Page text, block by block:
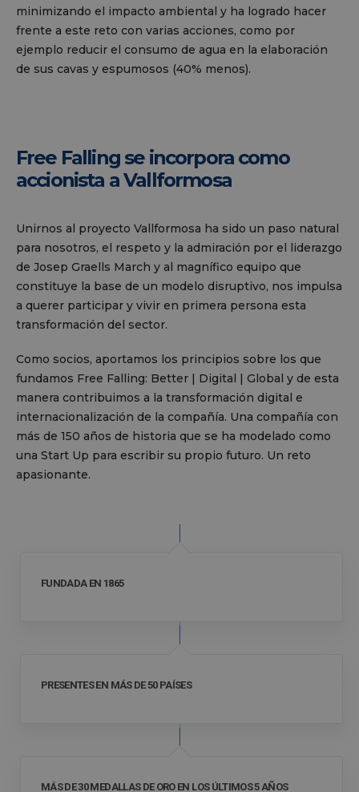
minimizando el impacto ambiental y ha logrado hacer
frente a este reto con varias acciones, como por
ejemplo reducir el consumo de agua en la elaboración
de sus cavas y espumosos (40% menos).
Free Falling se incorpora como
accionista a Vallformosa
Unirnos al proyecto Vallformosa ha sido un paso natural
para nosotros, el respeto y la admiración por el liderazgo
de Josep Graells March y al magnífico equipo que
constituye la base de un modelo disruptivo, nos impulsa
a querer participar y vivir en primera persona esta
transformación del sector.
Como socios, aportamos los principios sobre los que
fundamos Free Falling: Better | Digital | Global y de esta
manera contribuimos a la transformación digital e
internacionalización de la compañía. Una compañía con
más de 150 años de historia que se ha modelado como
una Start Up para escribir su propio futuro. Un reto
apasionante.
FUNDADA EN 1865
PRESENTES EN MÁS DE 50 PAÍSES
MÁS DE 30 MEDALLAS DE ORO EN LOS ÚLTIMOS 5 AÑOS